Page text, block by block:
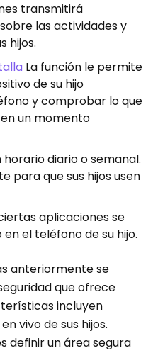
transmitirá
las actividades y
hijos.
La función le permite
de su hijo
y comprobar lo que
un momento
diario o semanal.
para que sus hijos usen
aplicaciones se
el teléfono de su hijo.
anteriormente se
que ofrece
incluyen
vivo de sus hijos.
definir un área segura